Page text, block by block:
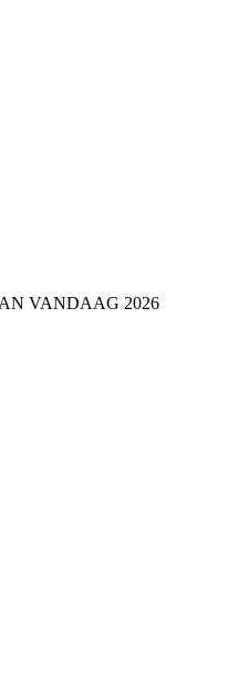
VANDAAG 2026